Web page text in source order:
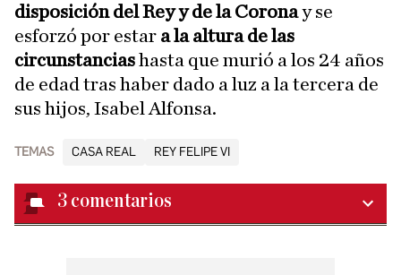
disposición del Rey y de la Coronay se
esforzó por estar a la altura de las
circunstanciashasta que murió a los 24 años
de edad tras haber dado a luz a la tercera de
sus hijos, Isabel Alfonsa.
TEMAS CASA REAL REY FELIPE VI
3 comentarios